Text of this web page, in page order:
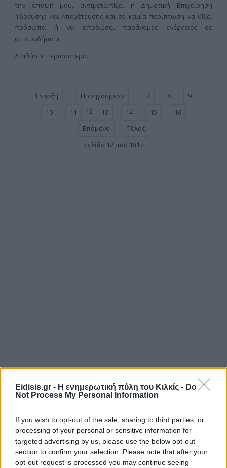
Eidisis.gr - Η ενημερωτική πύλη του Κιλκίς - Do
Not Process My Personal Information
If you wish to opt-out of the sale, sharing to third parties, or
processing of your personal or sensitive information for
targeted advertising by us, please use the below opt-out
section to confirm your selection. Please note that after your
opt-out request is processed you may continue seeing
την άποψή μου, αντιμετωπίζει η Δημοτική Επιχείρηση
Ύδρευσης και Αποχέτευσης και σε καμία περίπτωση να θίξει
πρόσωπα ή να αποδώσει παράνομες ενέργειες σε
οποιονδήποτε.
Διαβάστε περισσότερα...
Έναρξη Προηγούμενο 7 8
9
10
11 12 13 14 15
16
Επόμενο
Τέλος
Σελίδα 12 από 1817